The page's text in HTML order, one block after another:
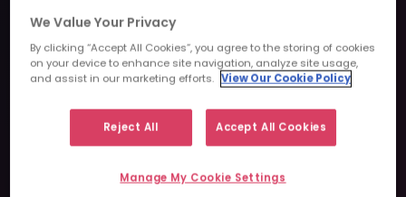
申し訳ございません。こちら
の求人の掲載は終了しまし
た。
になりすまし、求職者を詐欺に巻き込もうとする
事例が報告されています。
morganmckinleyjob.com、
morganmckinleyhire.com）を使用し、虚偽の
で、WhatsApp などのメッセージアプリを通じ
We Value Your Privacy
By clicking “Accept All Cookies”, you agree to the storing of cookies
on your device to enhance site navigation, analyze site usage,
and assist in our marketing efforts. View Our Cookie Policy
Reject All Accept All Cookies
Manage My Cookie Settings